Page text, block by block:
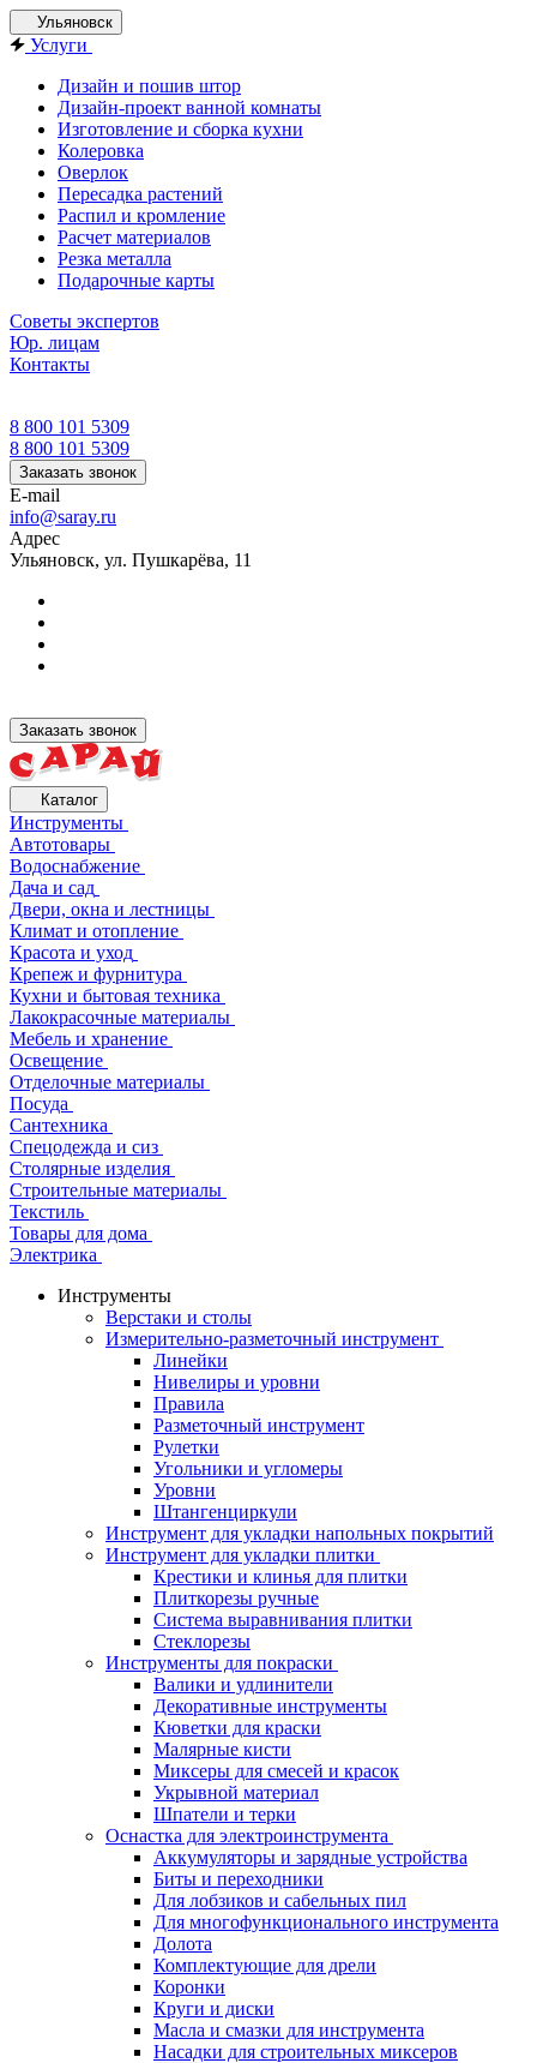
Ульяновск
Услуги
Дизайн и пошив штор
Дизайн-проект ванной комнаты
Изготовление и сборка кухни
Колеровка
Оверлок
Пересадка растений
Распил и кромление
Расчет материалов
Резка металла
Подарочные карты
Советы экспертов
Юр. лицам
Контакты
8 800 101 5309
8 800 101 5309
Заказать звонок
E-mail
info@saray.ru
Адрес
Ульяновск, ул. Пушкарёва, 11
Заказать звонок
Каталог
Инструменты
Автотовары
Водоснабжение
Дача и сад
Двери, окна и лестницы
Климат и отопление
Красота и уход
Крепеж и фурнитура
Кухни и бытовая техника
Лакокрасочные материалы
Мебель и хранение
Освещение
Отделочные материалы
Посуда
Сантехника
Спецодежда и сиз
Столярные изделия
Строительные материалы
Текстиль
Товары для дома
Электрика
Инструменты
Верстаки и столы
Измерительно-разметочный инструмент
Линейки
Нивелиры и уровни
Правила
Разметочный инструмент
Рулетки
Угольники и угломеры
Уровни
Штангенциркули
Инструмент для укладки напольных покрытий
Инструмент для укладки плитки
Крестики и клинья для плитки
Плиткорезы ручные
Система выравнивания плитки
Стеклорезы
Инструменты для покраски
Валики и удлинители
Декоративные инструменты
Кюветки для краски
Малярные кисти
Миксеры для смесей и красок
Укрывной материал
Шпатели и терки
Оснастка для электроинструмента
Аккумуляторы и зарядные устройства
Биты и переходники
Для лобзиков и сабельных пил
Для многофункционального инструмента
Долота
Комплектующие для дрели
Коронки
Круги и диски
Масла и смазки для инструмента
Насадки для строительных миксеров